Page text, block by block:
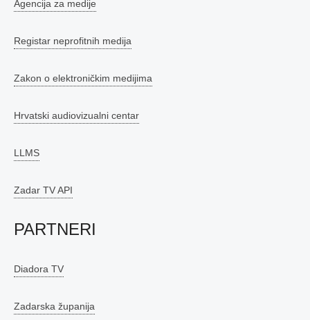
Agencija za medije
Registar neprofitnih medija
Zakon o elektroničkim medijima
Hrvatski audiovizualni centar
LLMS
Zadar TV API
PARTNERI
Diadora TV
Zadarska županija